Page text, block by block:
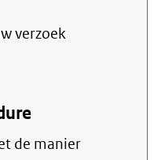
verzoek
de manier